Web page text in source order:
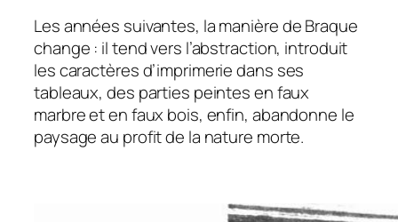
Les années suivantes, la manière de Braque
change : il tend vers l’abstraction, introduit
les caractères d’imprimerie dans ses
tableaux, des parties peintes en faux
marbre et en faux bois, enfin, abandonne le
paysage au profit de la nature morte.